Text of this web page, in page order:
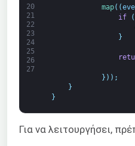
20
21
22
23
24
25
26
27
map( (
if
(
}
} ) ) ;
}
}
Για να λειτουργήσει,